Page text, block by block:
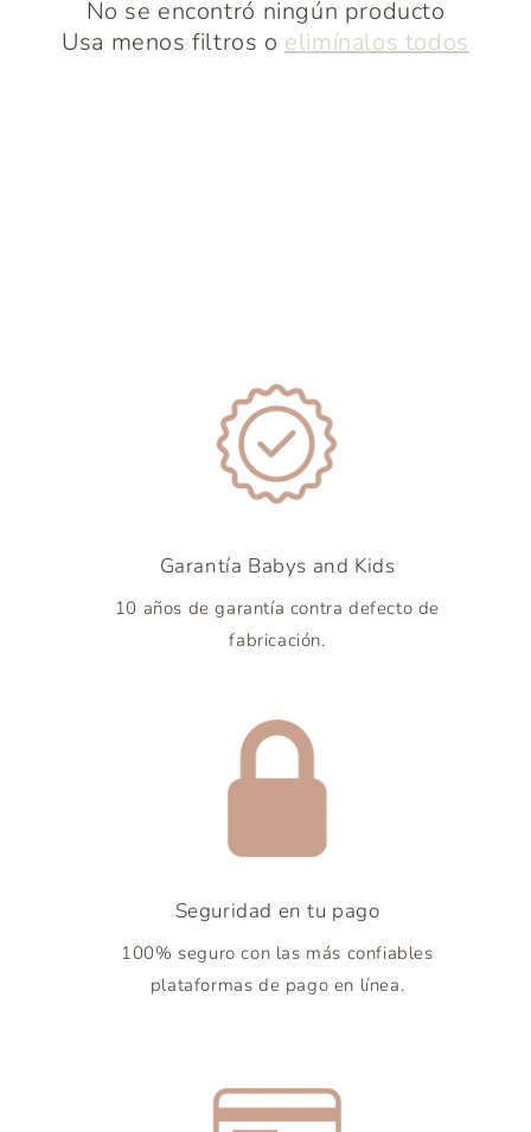
No se encontró ningún producto
Usa menos filtros o elimínalos todos
Garantía Babys and Kids
10 años de garantía contra defecto de
fabricación.
Seguridad en tu pago
100% seguro con las más confiables
plataformas de pago en línea.